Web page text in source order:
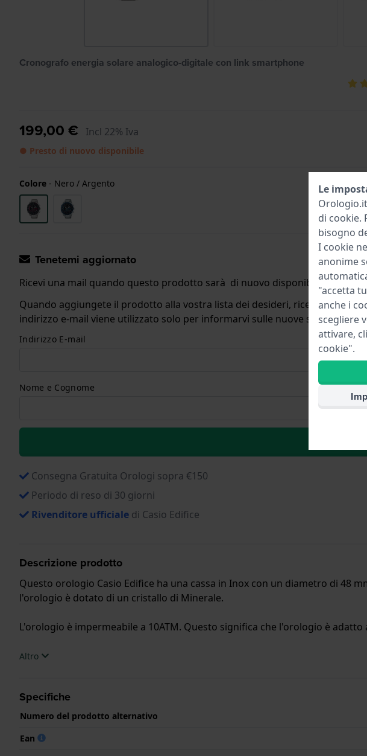
Cronografo energia solare analogico-digitale con link smartphone
199,00 € Incl 22% Iva
● Presto di nuovo disponibile
Colore - Nero / Argento
Tenetemi aggiornato
Ricevi una mail quando questo prodotto sarà di nuovo disponibile.
Quando aggiungete il prodotto alla vostra lista dei desideri, riceverete
indirizzo e-mail viene utilizzato solo per informarvi sulle nuove scorte.
Indirizzo E-mail
Nome e Cognome
Consegna Gratuita Orologi sopra €150
Periodo di reso di 30 giorni
Rivenditore ufficiale di Casio Edifice
Descrizione prodotto
Questo orologio Casio Edifice ha una cassa in Inox con un diametro di 48
l'orologio è dotato di un cristallo di Minerale.
L'orologio è impermeabile a 10ATM. Questo significa che l'orologio è
.Altro
Specifiche
Numero del prodotto alternativo
Ean
Le
di cookie.
bisogno
I cookie
anonime
"accetta
anche i
scegliere
attivare,
cookie".